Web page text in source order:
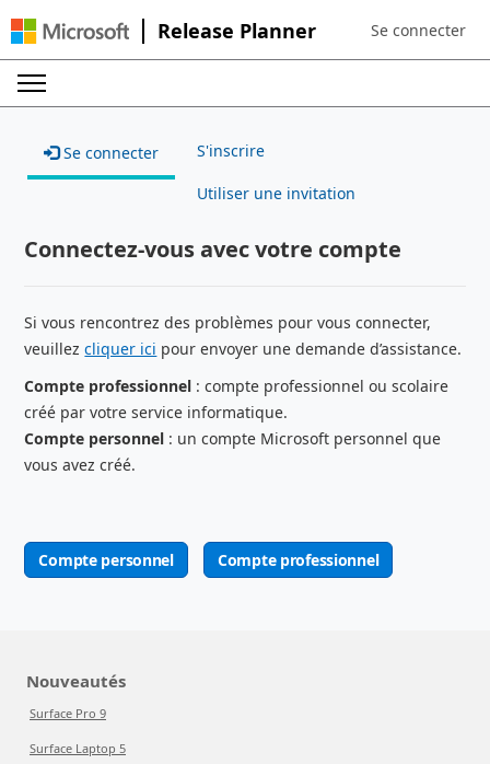
Release Planner Sign in to your
Se connecter
Se connecter S'inscrire
Utiliser une invitation
Connectez-vous avec votre compte
Si vous rencontrez des problèmes pour vous connecter,
veuillezcliquer ici pour envoyer une demande d’assistance.
Compte professionnel : compte professionnel ou scolaire
créé par votre service informatique.
Compte personnel : un compte Microsoft personnel que
vous avez créé.
Compte personnel Compte professionnel
Nouveautés
Surface Pro 9
Surface Laptop 5